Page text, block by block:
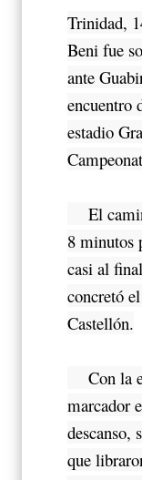
Trinidad,
Beni fue
ante
encuentro
estadio
El
8 minutos
casi al
concretó
Castellón.
Con la
marcador
descanso,
que